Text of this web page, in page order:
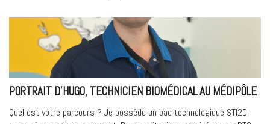
le
service
de
communication
Médipôle
Hôpital
Privé »
PORTRAIT D’HUGO, TECHNICIEN BIOMÉDICAL AU MÉDIPÔLE
Quel est votre parcours ? Je possède un bac technologique STI2D